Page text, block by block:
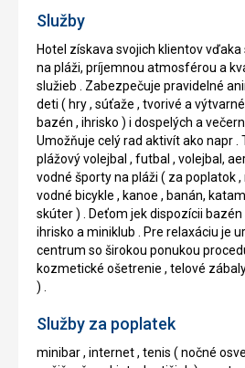
Služby
Hotel získava svojich klientov
na pláži, príjemnou atmosférou a
služieb . Zabezpečuje pravidelné
deti ( hry , súťaže , tvorivé a
bazén , ihrisko ) i dospelých a
Umožňuje celý rad aktivít ako napr .
plážový volejbal , futbal , volejbal,
vodné športy na pláži ( za poplatok ,
vodné bicykle , kanoe , banán,
skúter ) . Deťom jek dispozícii
ihrisko a miniklub . Pre relaxáciu je
centrum so širokou ponukou
kozmetické ošetrenie , telové
) .
Služby za poplatek
minibar , internet , tenis ( nočné